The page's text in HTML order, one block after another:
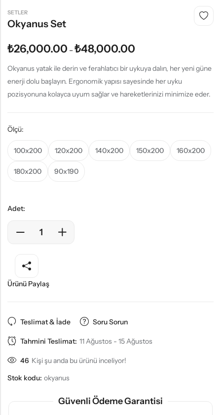
SETLER
Okyanus Set
₺26,000.00 –₺48,000.00
Okyanus yatak ile derin ve ferahlatıcı bir uykuya dalın, her yeni güne
enerji dolu başlayın. Ergonomik yapısı sayesinde her uyku
pozisyonuna kolayca uyum sağlar ve hareketlerinizi minimize eder.
Ölçü:
100x200 120x200 140x200 150x200 160x200
180x200 90x190
Adet:
Ürünü Paylaş
Teslimat & İade Soru Sorun
Tahmini Teslimat: 11 Ağustos - 15 Ağustos
46 Kişi şu anda bu ürünü inceliyor!
Stok kodu: okyanus
Güvenli Ödeme Garantisi